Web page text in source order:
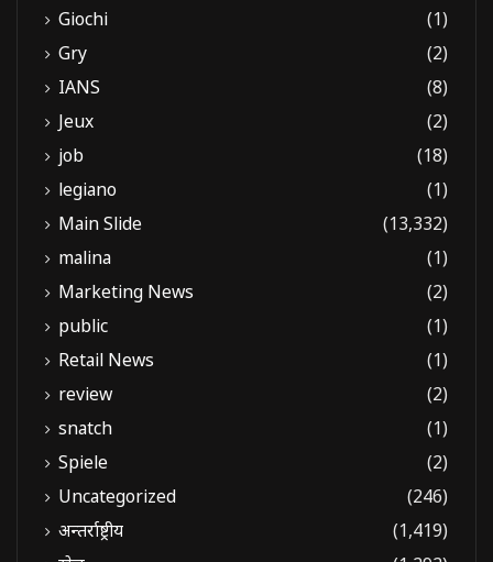
Giochi
(1)
Gry
(2)
IANS
(8)
Jeux
(2)
job
(18)
legiano
(1)
Main Slide
(13,332)
malina
(1)
Marketing News
(2)
public
(1)
Retail News
(1)
review
(2)
snatch
(1)
Spiele
(2)
Uncategorized
(246)
अन्तर्राष्ट्रीय
(1,419)